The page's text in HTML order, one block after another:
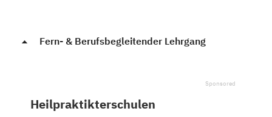
Fern- & Berufsbegleitender Lehrgang
Heilpraktikterschulen